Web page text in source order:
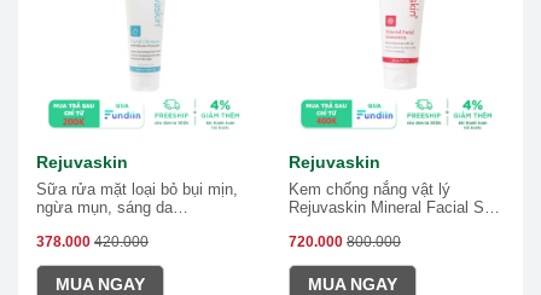
Rejuvaskin
Sữa rửa mặt loại bỏ bụi mịn,
ngừa mụn, sáng da
378.000 420.000
MUA NGAY
Rejuvaskin
Kem chống nắng vật lý
Rejuvaskin Mineral Facial SPF
720.000 800.000
MUA NGAY